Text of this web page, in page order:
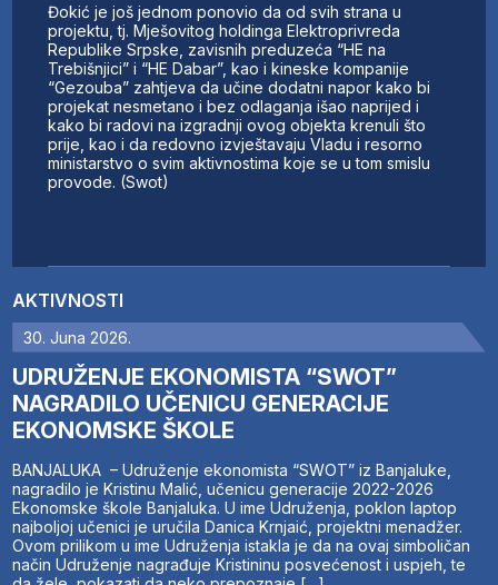
AKTIVNOSTI
30. Juna 2026.
UDRUŽENJE EKONOMISTA “SWOT”
NAGRADILO UČENICU GENERACIJE
EKONOMSKE ŠKOLE
BANJALUKA – Udruženje ekonomista “SWOT” iz Banjaluke,
nagradilo je Kristinu Malić, učenicu generacije 2022-2026
Ekonomske škole Banjaluka. U ime Udruženja, poklon laptop
najboljoj učenici je uručila Danica Krnjaić, projektni menadžer.
Ovom prilikom u ime Udruženja istakla je da na ovaj simboličan
način Udruženje nagrađuje Kristininu posvećenost i uspjeh, te
Đokić je još jednom ponovio da od svih strana u
projektu, tj. Mješovitog holdinga Elektroprivreda
Republike Srpske, zavisnih preduzeća “HE na
Trebišnjici” i “HE Dabar”, kao i kineske kompanije
“Gezouba” zahtjeva da učine dodatni napor kako bi
projekat nesmetano i bez odlaganja išao naprijed i
kako bi radovi na izgradnji ovog objekta krenuli što
prije, kao i da redovno izvještavaju Vladu i resorno
ministarstvo o svim aktivnostima koje se u tom smislu
provode. (Swot)